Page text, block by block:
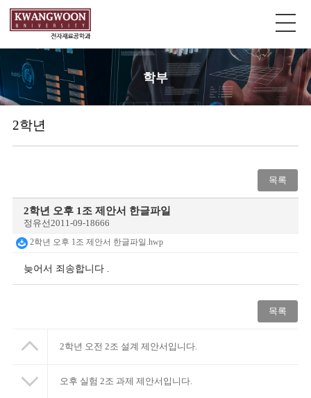
학부
2학년
목록
2학년 오후 1조 제안서 한글파일
정유선2011-09-18666
2학년 오후 1조 제안서 한글파일.hwp
늦어서 죄송합니다 .
목록
2학년 오전 2조 설계 제안서입니다.
오후 실험 2조 과제 제안서입니다.